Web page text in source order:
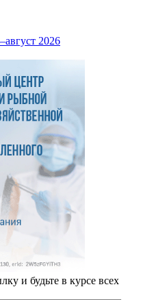
2026
и будьте в курсе всех